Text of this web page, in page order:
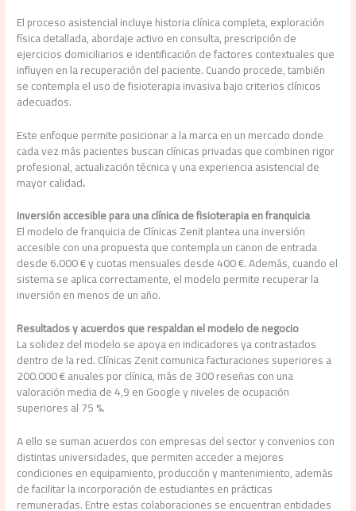
El proceso asistencial incluye historia clínica completa, exploración
física detallada, abordaje activo en consulta, prescripción de
ejercicios domiciliarios e identificación de factores contextuales que
influyen en la recuperación del paciente. Cuando procede, también
se contempla el uso de fisioterapia invasiva bajo criterios clínicos
adecuados.
Este enfoque permite posicionar a la marca en un mercado donde
cada vez más pacientes buscan clínicas privadas que combinen rigor
profesional, actualización técnica y una experiencia asistencial de
mayor calidad.
Inversión accesible para una clínica de fisioterapia en franquicia
El modelo de franquicia de Clínicas Zenit plantea una inversión
accesible con una propuesta que contempla un canon de entrada
desde 6.000 € y cuotas mensuales desde 400 €. Además, cuando el
sistema se aplica correctamente, el modelo permite recuperar la
inversión en menos de un año.
Resultados y acuerdos que respaldan el modelo de negocio
La solidez del modelo se apoya en indicadores ya contrastados
dentro de la red. Clínicas Zenit comunica facturaciones superiores a
200.000 € anuales por clínica, más de 300 reseñas con una
valoración media de 4,9 en Google y niveles de ocupación
superiores al 75 %.
A ello se suman acuerdos con empresas del sector y convenios con
distintas universidades, que permiten acceder a mejores
condiciones en equipamiento, producción y mantenimiento, además
de facilitar la incorporación de estudiantes en prácticas
remuneradas. Entre estas colaboraciones se encuentran entidades